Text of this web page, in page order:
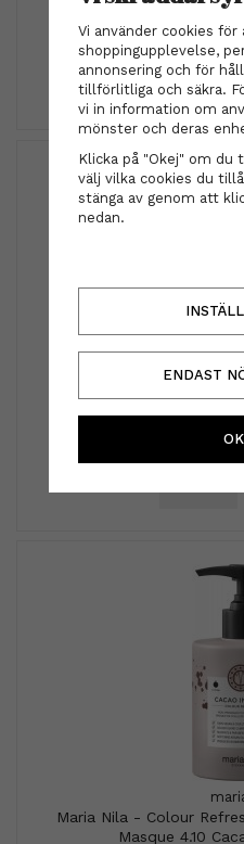
INFO
Hårspänne -
Maria Nila - Colour
Masque 4.10
Vi använder cookies
shoppingupplevelse,
annonsering och för
tillförlitliga och säkra.
vi in information om
mönster och deras
Klicka på "Okej" om
välj vilka cookies du
stänga av genom att
nedan.
ENDAST